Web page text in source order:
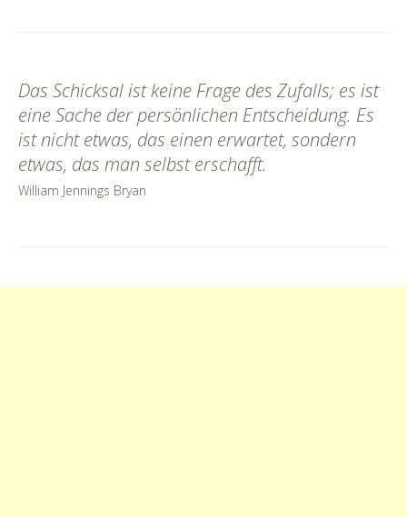
Das Schicksal ist keine Frage des Zufalls; es ist
eine Sache der persönlichen Entscheidung. Es
ist nicht etwas, das einen erwartet, sondern
etwas, das man selbst erschafft.
William Jennings Bryan